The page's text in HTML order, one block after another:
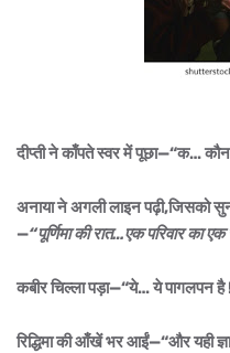
दीप्ती ने काँपते स्वर में पूछा—“क…
अनाया ने अगली लाइन पढ़ी,जिसको
—“पूर्णिमा की रात…एक परिवार का
कबीर चिल्ला पड़ा—“ये… ये पागलपन है
रिद्धिमा की आँखें भर आईं—“और यही